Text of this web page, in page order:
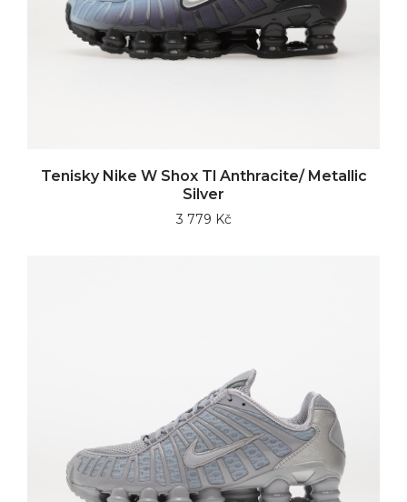
Tenisky Nike W Shox Tl Anthracite/ Metallic
Silver
3 779 Kč